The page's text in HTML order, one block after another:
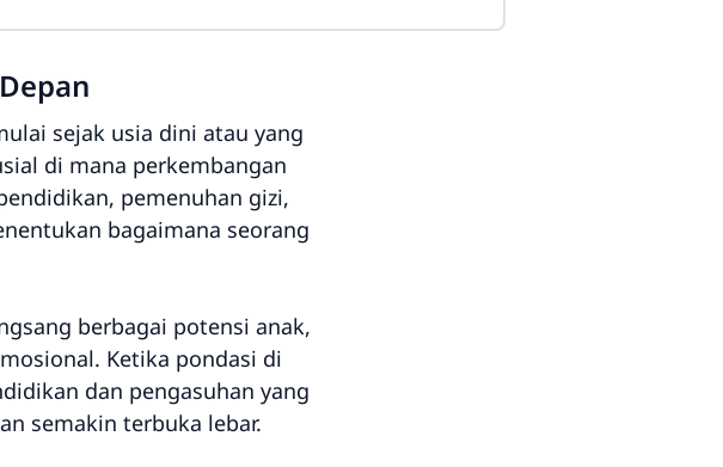
sejak usia dini atau yang
di mana perkembangan
pemenuhan gizi,
bagaimana seorang
berbagai potensi anak,
Ketika pondasi di
dan pengasuhan yang
semakin terbuka lebar.